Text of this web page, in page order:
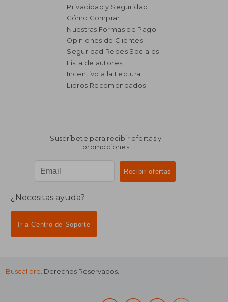
₡ 34.438
Privacidad y Seguridad
Cómo Comprar
Nuestras Formas de Pago
Opiniones de Clientes
Seguridad Redes Sociales
Lista de autores
Incentivo a la Lectura
Libros Recomendados
Suscríbete para recibir ofertas y
promociones
¿Necesitas ayuda?
Ir a Centro de Soporte
Buscalibre. Derechos Reservados.